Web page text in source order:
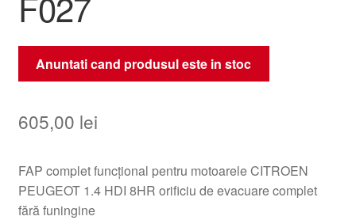
Anuntati cand produsul este in stoc
605,00 lei
FAP complet funcțional pentru motoarele CITROEN
PEUGEOT 1.4 HDI 8HR orificiu de evacuare complet
fără funingine